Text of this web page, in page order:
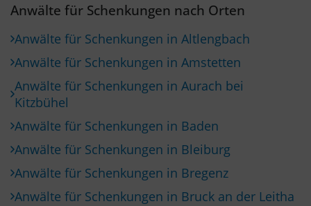
Anwälte für Schenkungen nach Orten
Anwälte für Schenkungen in Altlengbach
Anwälte für Schenkungen in Amstetten
Anwälte für Schenkungen in Aurach bei
Kitzbühel
Anwälte für Schenkungen in Baden
Anwälte für Schenkungen in Bleiburg
Anwälte für Schenkungen in Bregenz
Anwälte für Schenkungen in Bruck an der Leitha